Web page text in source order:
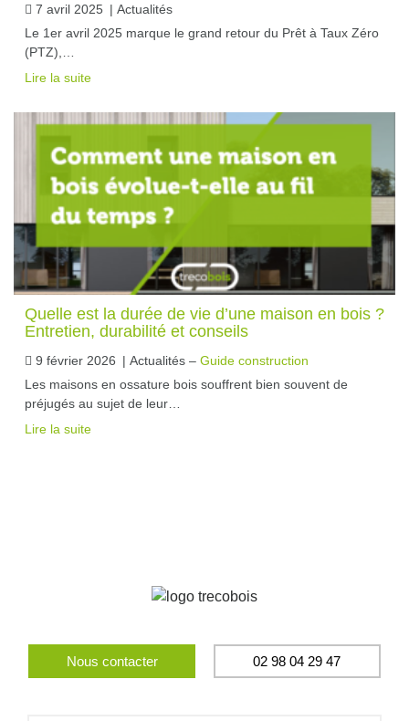
7 avril 2025 | Actualités
Le 1er avril 2025 marque le grand retour du Prêt à Taux Zéro
(PTZ),…
Lire la suite
Quelle est la durée de vie d’une maison en bois ?
Entretien, durabilité et conseils
9 février 2026 | Actualités – Guide construction
Les maisons en ossature bois souffrent bien souvent de
préjugés au sujet de leur…
Lire la suite
Nous contacter 02 98 04 29 47